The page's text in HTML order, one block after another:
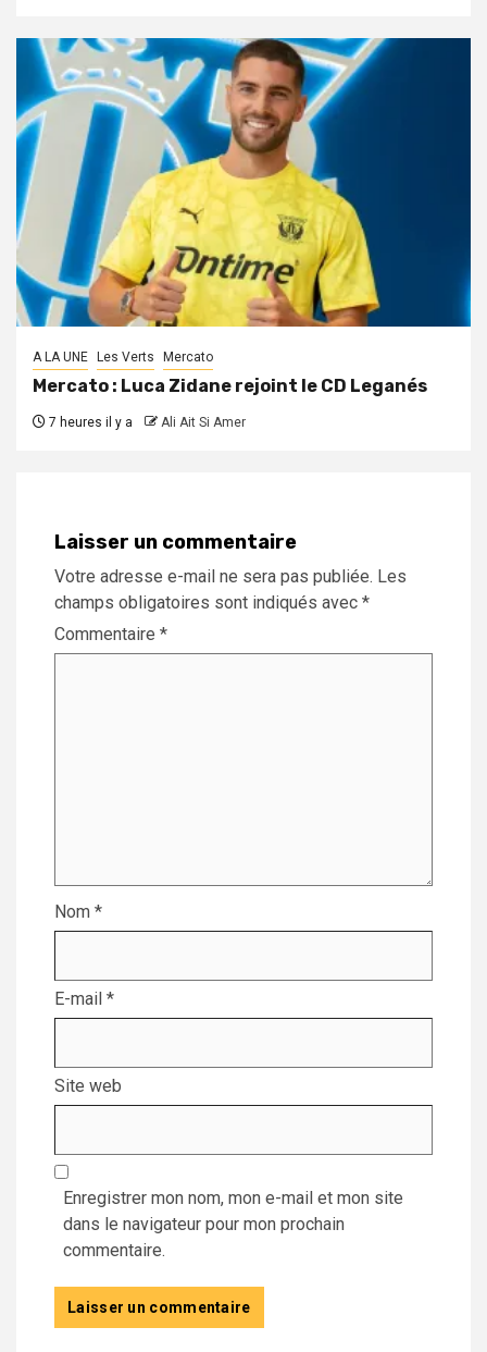
A LA UNE Les Verts Mercato
Mercato : Luca Zidane rejoint le CD Leganés
7 heures il y a Ali Ait Si Amer
Laisser un commentaire
Votre adresse e-mail ne sera pas publiée. Les
champs obligatoires sont indiqués avec *
Commentaire *
Nom *
E-mail *
Site web
Enregistrer mon nom, mon e-mail et mon site
dans le navigateur pour mon prochain
commentaire.